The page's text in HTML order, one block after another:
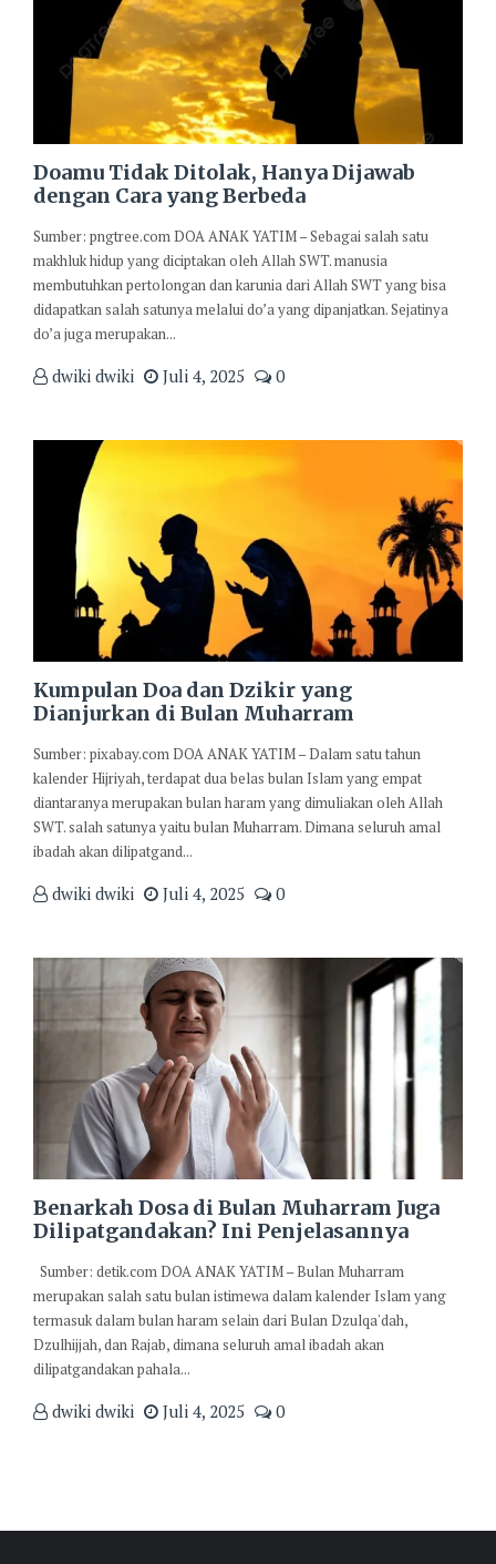
Doamu Tidak Ditolak, Hanya Dijawab
dengan Cara yang Berbeda
Sumber: pngtree.com DOA ANAK YATIM – Sebagai salah satu
makhluk hidup yang diciptakan oleh Allah SWT. manusia
membutuhkan pertolongan dan karunia dari Allah SWT yang bisa
didapatkan salah satunya melalui do’a yang dipanjatkan. Sejatinya
do’a juga merupakan...
dwiki dwiki Juli 4, 2025 0
Kumpulan Doa dan Dzikir yang
Dianjurkan di Bulan Muharram
Sumber: pixabay.com DOA ANAK YATIM – Dalam satu tahun
kalender Hijriyah, terdapat dua belas bulan Islam yang empat
diantaranya merupakan bulan haram yang dimuliakan oleh Allah
SWT. salah satunya yaitu bulan Muharram. Dimana seluruh amal
ibadah akan dilipatgand...
dwiki dwiki Juli 4, 2025 0
Benarkah Dosa di Bulan Muharram Juga
Dilipatgandakan? Ini Penjelasannya
Sumber: detik.com DOA ANAK YATIM – Bulan Muharram
merupakan salah satu bulan istimewa dalam kalender Islam yang
termasuk dalam bulan haram selain dari Bulan Dzulqa'dah,
Dzulhijjah, dan Rajab, dimana seluruh amal ibadah akan
dilipatgandakan pahala...
dwiki dwiki Juli 4, 2025 0